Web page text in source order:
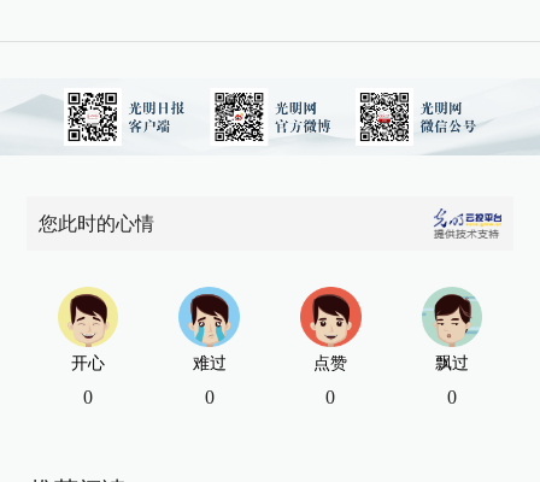
您此时的心情
开心
0
难过
0
点赞
0
飘过
0